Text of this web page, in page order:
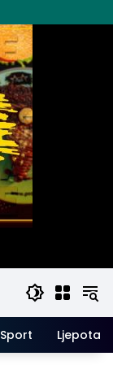
Sport Ljepota i